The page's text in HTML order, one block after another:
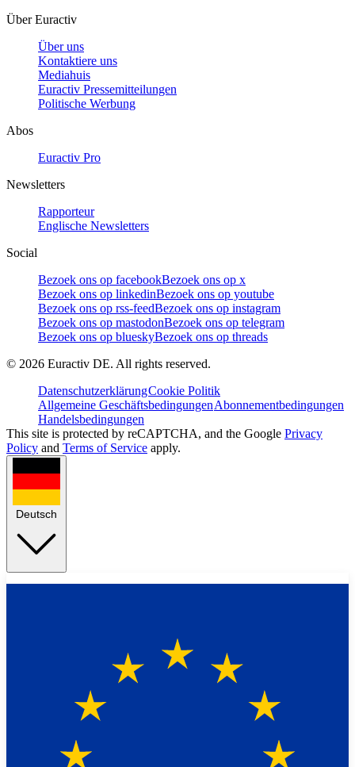
Über Euractiv
Über uns
Kontaktiere uns
Mediahuis
Euractiv Pressemitteilungen
Politische Werbung
Abos
Euractiv Pro
Newsletters
Rapporteur
Englische Newsletters
Social
Bezoek ons op facebookBezoek ons op x
Bezoek ons op linkedinBezoek ons op youtube
Bezoek ons op rss-feedBezoek ons op instagram
Bezoek ons op mastodonBezoek ons op telegram
Bezoek ons op blueskyBezoek ons op threads
© 2026 Euractiv DE. All rights reserved.
DatenschutzerklärungCookie Politik
Allgemeine GeschäftsbedingungenAbonnementbedingungen
Handelsbedingungen
This site is protected by reCAPTCHA, and the Google Privacy
Policy and Terms of Service apply.
Deutsch